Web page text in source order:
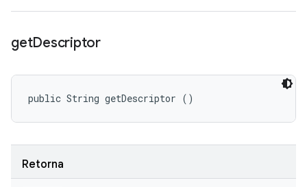
getDescriptor
public String getDescriptor ()
Retorna